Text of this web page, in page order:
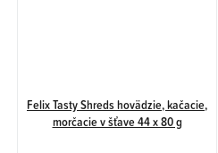
Felix Tasty Shreds hovädzie, kačacie,
morčacie v šťave 44 x 80 g